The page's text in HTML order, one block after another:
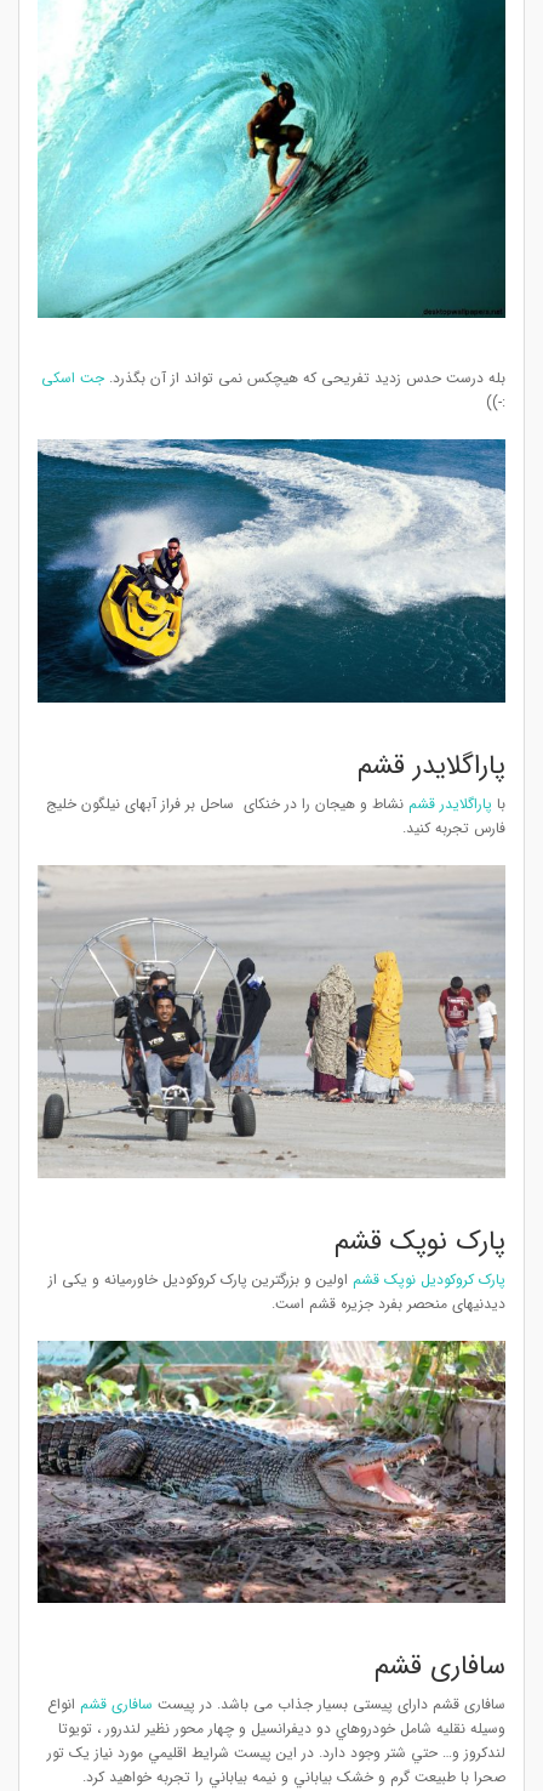
بله درست حدس زدید تفریحی که هیچکس نمی تواند از آن بگذرد. جت اسکی
:-))
پاراگلایدر قشم
با پاراگلایدر قشم نشاط و هیجان را در خنکای ساحل بر فراز آبهای نیلگون خلیج
فارس تجربه کنید.
پارک نوپک قشم
پارک کروکودیل نوپک قشم اولین و بزرگترین پارک کروکودیل خاورمیانه و یکی از
دیدنیهای منحصر بفرد جزیره قشم است.
سافاری قشم
سافاری قشم دارای پیستی بسیار جذاب می باشد. در پیست سافاری قشم انواع
وسيله نقليه شامل خودروهاي دو ديفرانسيل و چهار محور نظير لندرور ، تويوتا
لندکروز و… حتي شتر وجود دارد. در این پیست شرايط اقليمي مورد نياز يک تور
صحرا با طبيعت گرم و خشک بياباني و نيمه بياباني را تجربه خواهید کرد.